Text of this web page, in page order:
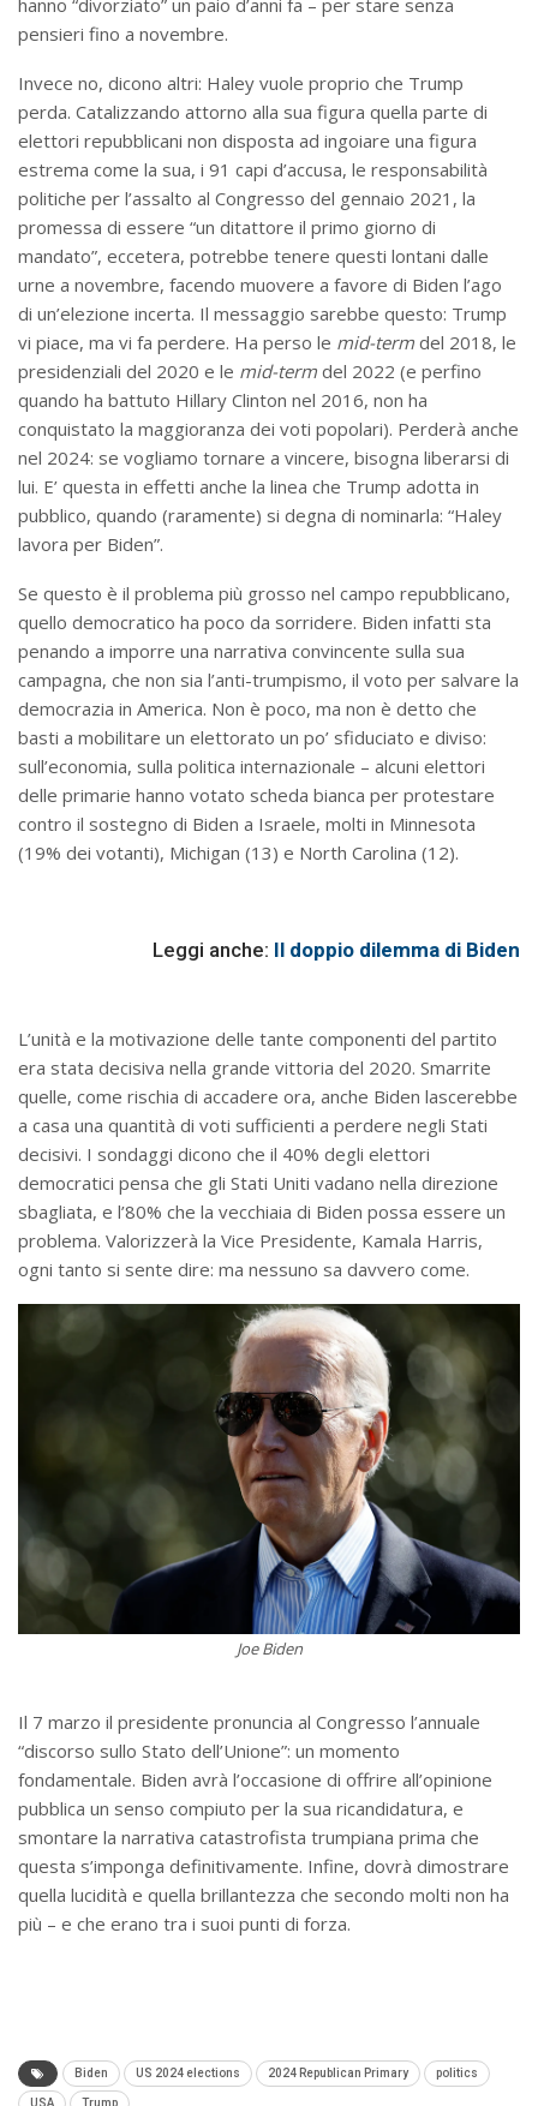
hanno “divorziato” un paio d’anni fa – per stare senza
pensieri fino a novembre.
Invece no, dicono altri: Haley vuole proprio che Trump
perda. Catalizzando attorno alla sua figura quella parte di
elettori repubblicani non disposta ad ingoiare una figura
estrema come la sua, i 91 capi d’accusa, le responsabilità
politiche per l’assalto al Congresso del gennaio 2021, la
promessa di essere “un ditattore il primo giorno di
mandato”, eccetera, potrebbe tenere questi lontani dalle
urne a novembre, facendo muovere a favore di Biden l’ago
di un’elezione incerta. Il messaggio sarebbe questo: Trump
vi piace, ma vi fa perdere. Ha perso le mid-term del 2018, le
presidenziali del 2020 e le mid-term del 2022 (e perfino
quando ha battuto Hillary Clinton nel 2016, non ha
conquistato la maggioranza dei voti popolari). Perderà anche
nel 2024: se vogliamo tornare a vincere, bisogna liberarsi di
lui. E’ questa in effetti anche la linea che Trump adotta in
pubblico, quando (raramente) si degna di nominarla: “Haley
lavora per Biden”.
Se questo è il problema più grosso nel campo repubblicano,
quello democratico ha poco da sorridere. Biden infatti sta
penando a imporre una narrativa convincente sulla sua
campagna, che non sia l’anti-trumpismo, il voto per salvare la
democrazia in America. Non è poco, ma non è detto che
basti a mobilitare un elettorato un po’ sfiduciato e diviso:
sull’economia, sulla politica internazionale – alcuni elettori
delle primarie hanno votato scheda bianca per protestare
contro il sostegno di Biden a Israele, molti in Minnesota
(19% dei votanti), Michigan (13) e North Carolina (12).
Leggi anche: Il doppio dilemma di Biden
L’unità e la motivazione delle tante componenti del partito
era stata decisiva nella grande vittoria del 2020. Smarrite
quelle, come rischia di accadere ora, anche Biden lascerebbe
a casa una quantità di voti sufficienti a perdere negli Stati
decisivi. I sondaggi dicono che il 40% degli elettori
democratici pensa che gli Stati Uniti vadano nella direzione
sbagliata, e l’80% che la vecchiaia di Biden possa essere un
problema. Valorizzerà la Vice Presidente, Kamala Harris,
ogni tanto si sente dire: ma nessuno sa davvero come.
Joe Biden
Il 7 marzo il presidente pronuncia al Congresso l’annuale
“discorso sullo Stato dell’Unione”: un momento
fondamentale. Biden avrà l’occasione di offrire all’opinione
pubblica un senso compiuto per la sua ricandidatura, e
smontare la narrativa catastrofista trumpiana prima che
questa s’imponga definitivamente. Infine, dovrà dimostrare
quella lucidità e quella brillantezza che secondo molti non ha
più – e che erano tra i suoi punti di forza.
Biden US 2024 elections 2024 Republican Primary politics